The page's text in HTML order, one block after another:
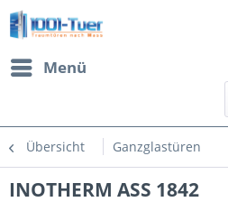
Menü
Übersicht Ganzglastüren
INOTHERM ASS 1842